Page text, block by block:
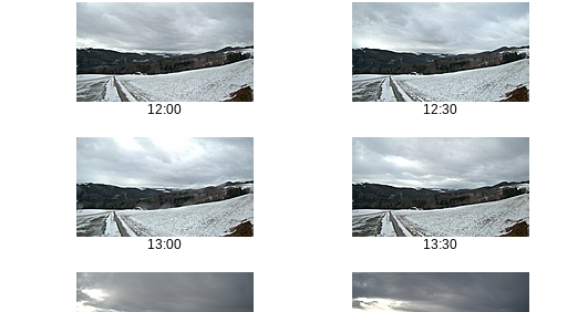
12:00 12:30
13:00 13:30